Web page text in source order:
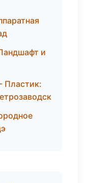
и
Пластик: